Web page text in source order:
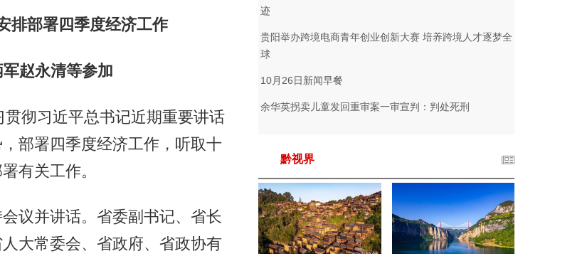
部署四季度经济工作
赵永清等参加
彻习近平总书记近期重要讲话
部署四季度经济工作，听取十
有关工作。
议并讲话。省委副书记、省长
大常委会、省政府、省政协有
迹
贵阳举办跨境电商青年创业创新大赛 培养跨境人才逐梦全
球
10月26日新闻早餐
余华英拐卖儿童发回重审案一审宣判：判处死刑
黔视界